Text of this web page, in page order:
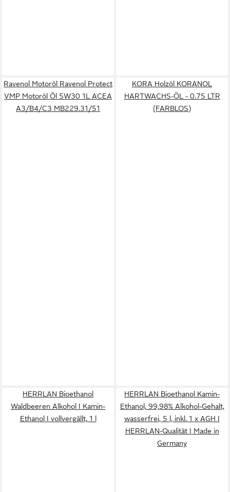
Ravenol Motoröl Ravenol Protect
VMP Motoröl Öl 5W30 1L ACEA
A3/B4/C3 MB229.31/51
KORA Holzöl KORANOL
HARTWACHS-ÖL - 0.75 LTR
(FARBLOS)
HERRLAN Bioethanol
Waldbeeren Alkohol I Kamin-
Ethanol I vollvergällt, 1 l
HERRLAN Bioethanol Kamin-
Ethanol, 99,98% Alkohol-Gehalt,
wasserfrei, 5 l, inkl. 1 x AGH I
HERRLAN-Qualität I Made in
Germany